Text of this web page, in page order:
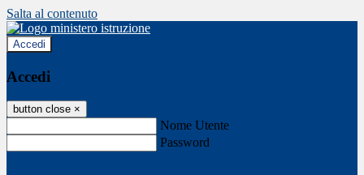
Salta al contenuto
Accedi
Accedi
button close ×
Nome Utente
Password